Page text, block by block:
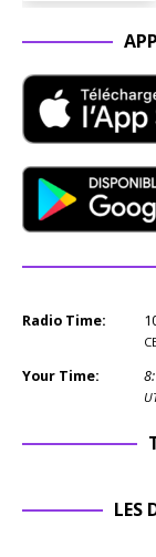
Radio Time:
Your Time: 8:
LES